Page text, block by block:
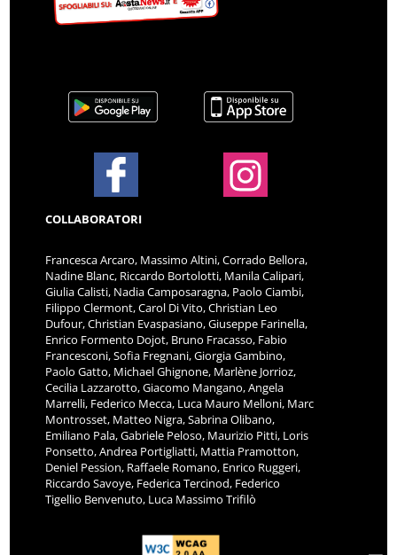
COLLABORATORI
Francesca Arcaro, Massimo Altini, Corrado Bellora,
Nadine Blanc, Riccardo Bortolotti, Manila Calipari,
Giulia Calisti, Nadia Camposaragna, Paolo Ciambi,
Filippo Clermont, Carol Di Vito, Christian Leo
Dufour, Christian Evaspasiano, Giuseppe Farinella,
Enrico Formento Dojot, Bruno Fracasso, Fabio
Francesconi, Sofia Fregnani, Giorgia Gambino,
Paolo Gatto, Michael Ghignone, Marlène Jorrioz,
Cecilia Lazzarotto, Giacomo Mangano, Angela
Marrelli, Federico Mecca, Luca Mauro Melloni, Marc
Montrosset, Matteo Nigra, Sabrina Olibano,
Emiliano Pala, Gabriele Peloso, Maurizio Pitti, Loris
Ponsetto, Andrea Portigliatti, Mattia Pramotton,
Deniel Pession, Raffaele Romano, Enrico Ruggeri,
Riccardo Savoye, Federica Tercinod, Federico
Tigellio Benvenuto, Luca Massimo Trifilò